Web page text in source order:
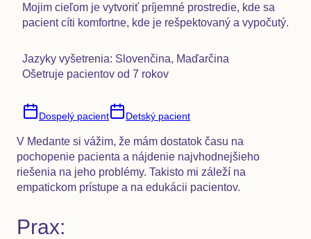
Mojim cieľom je vytvoriť príjemné prostredie, kde sa
pacient cíti komfortne, kde je rešpektovaný a vypočutý.
Jazyky vyšetrenia: Slovenčina, Maďarčina
Ošetruje pacientov od 7 rokov
Dospelý pacient Detský pacient
V Medante si vážim, že mám dostatok času na
pochopenie pacienta a nájdenie najvhodnejšieho
riešenia na jeho problémy. Takisto mi záleží na
empatickom prístupe a na edukácii pacientov.
Prax: